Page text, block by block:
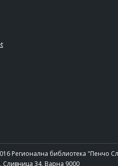
Регионална библиотека "Пенчо
Сливница 34, Варна 9000